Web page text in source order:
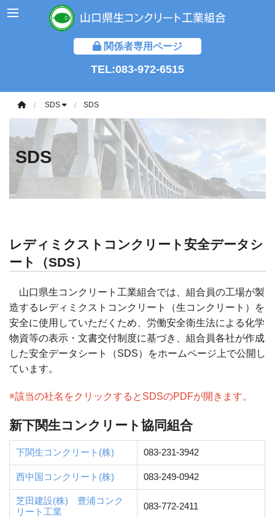
関係者専用ページ
TEL:083-972-6515
SDS SDS
SDS
レディミクストコンクリート安全データシ
ート（SDS）
山口県生コンクリート工業組合では、組合員の工場が製
造するレディミクストコンクリート（生コンクリート）を
安全に使用していただくため、労働安全衛生法による化学
物資等の表示・文書交付制度に基づき、組合員各社が作成
した安全データシート（SDS）をホームページ上で公開し
ています。
※該当の社名をクリックするとSDSのPDFが開きます。
新下関生コンクリート協同組合
下関生コンクリート(株) 083-231-3942
西中国コンクリート(株) 083-249-0942
芝田建設(株) 豊浦コンク
リート工業
083-772-2411